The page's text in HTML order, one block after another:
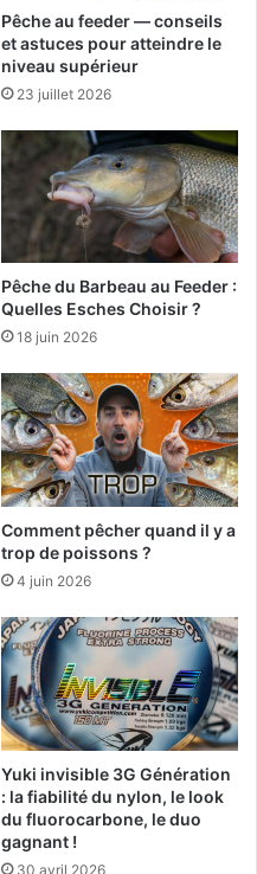
Pêche au feeder — conseils
et astuces pour atteindre le
niveau supérieur
23 juillet 2026
Pêche du Barbeau au Feeder :
Quelles Esches Choisir ?
18 juin 2026
Comment pêcher quand il y a
trop de poissons ?
4 juin 2026
Yuki invisible 3G Génération
: la fiabilité du nylon, le look
du fluorocarbone, le duo
gagnant !
30 avril 2026